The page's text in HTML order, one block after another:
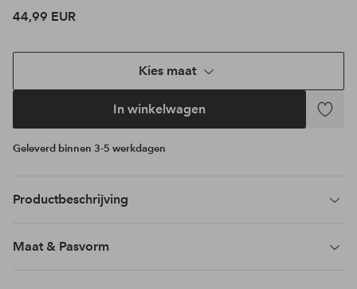
44,99 EUR
Kies maat
In winkelwagen
Geleverd binnen 3-5 werkdagen
Productbeschrijving
Maat & Pasvorm